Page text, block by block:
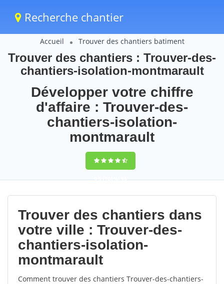
Recherche chantier
Accueil Trouver des chantiers batiment
Trouver des chantiers : Trouver-des-
chantiers-isolation-montmarault
Développer votre chiffre
d'affaire : Trouver-des-
chantiers-isolation-
montmarault
9,5(100%)95
votes
Trouver des chantiers dans
votre ville : Trouver-des-
chantiers-isolation-
montmarault
Comment trouver des chantiers Trouver-des-chantiers-